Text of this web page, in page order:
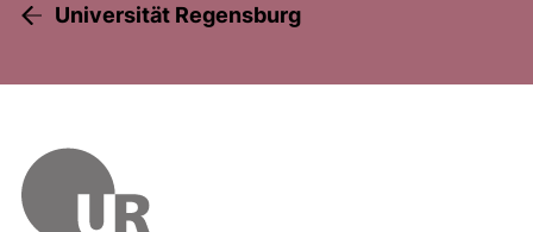
Universität Regensburg